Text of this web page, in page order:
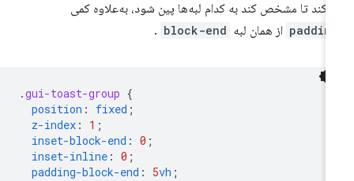
تا مشخص کند به کدام لبه‌ها پین شود، به‌علاوه کمی
از همان لبه block-end
.
.gui-toast-group
position: fixed
z-index :
inset-block-end :
inset-inline :
padding-block-end: 5